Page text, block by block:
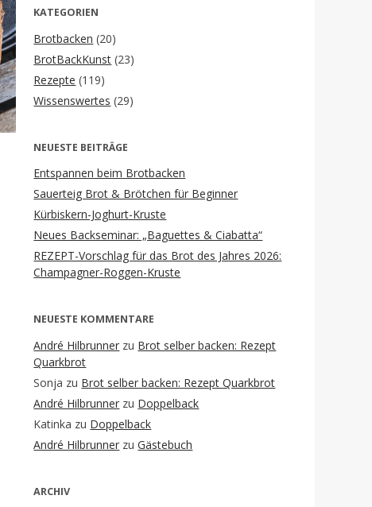
KATEGORIEN
Brotbacken (20)
BrotBackKunst (23)
Rezepte (119)
Wissenswertes (29)
NEUESTE BEITRÄGE
Entspannen beim Brotbacken
Sauerteig Brot & Brötchen für Beginner
Kürbiskern-Joghurt-Kruste
Neues Backseminar: „Baguettes & Ciabatta“
REZEPT-Vorschlag für das Brot des Jahres 2026:
Champagner-Roggen-Kruste
NEUESTE KOMMENTARE
André Hilbrunner zu Brot selber backen: Rezept
Quarkbrot
Sonja zu Brot selber backen: Rezept Quarkbrot
André Hilbrunner zu Doppelback
Katinka zu Doppelback
André Hilbrunner zuGästebuch
ARCHIV